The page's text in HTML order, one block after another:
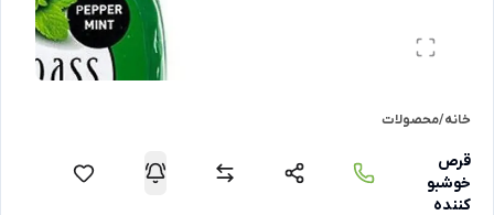
خانه/محصولات
قرص
خوشبو
کننده